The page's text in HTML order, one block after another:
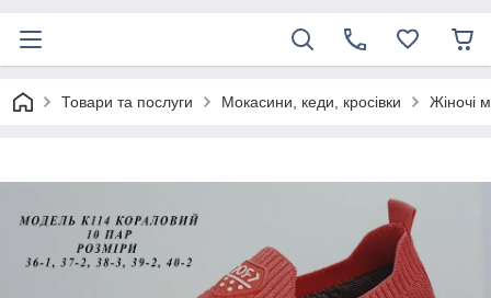
Товари та послуги Мокасини, кеди, кросівки Жіночі